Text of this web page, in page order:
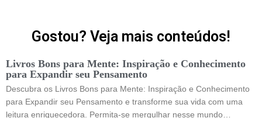
Gostou? Veja mais conteúdos!
Livros Bons para Mente: Inspiração e Conhecimento
para Expandir seu Pensamento
Descubra os Livros Bons para Mente: Inspiração e Conhecimento
para Expandir seu Pensamento e transforme sua vida com uma
leitura enriquecedora. Permita-se mergulhar nesse mundo…